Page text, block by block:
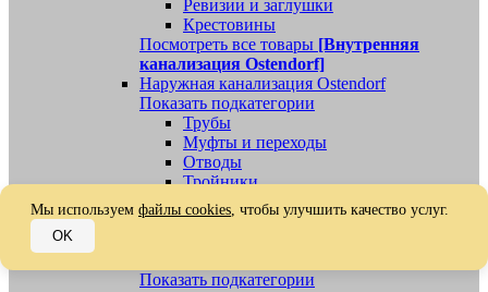
Ревизии и заглушки
Крестовины
Посмотреть все товары [Внутренняя
канализация Ostendorf]
Наружная канализация Ostendorf
Показать подкатегории
Трубы
Муфты и переходы
Отводы
Тройники
Ревизии, заглушки, обратные клапаны
Посмотреть все товары[Наружная
Показать подкатегории
Мы используем файлы cookies, чтобы улучшить качество услуг.
OK